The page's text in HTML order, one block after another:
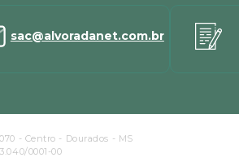
sac@alvoradanet.com.br
- Centro - Dourados - MS
0001-00